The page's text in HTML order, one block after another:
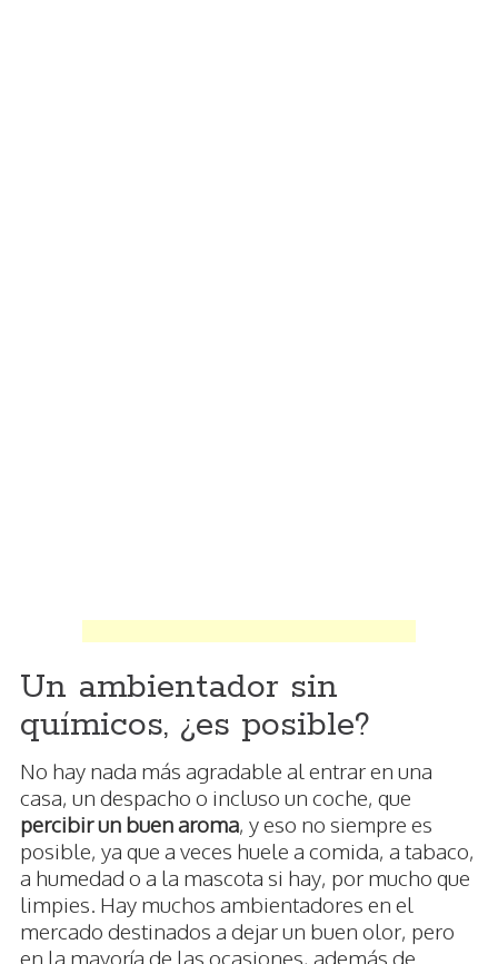
Un ambientador sin
químicos, ¿es posible?
No hay nada más agradable al entrar en una
casa, un despacho o incluso un coche, que
percibir un buen aroma, y eso no siempre es
posible, ya que a veces huele a comida, a tabaco,
a humedad o a la mascota si hay, por mucho que
limpies. Hay muchos ambientadores en el
mercado destinados a dejar un buen olor, pero
en la mayoría de las ocasiones, además de